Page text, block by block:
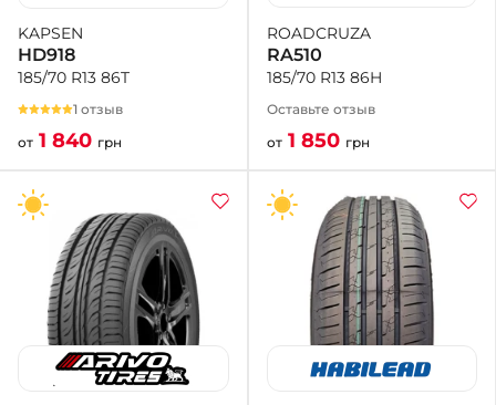
KAPSEN
HD918
185/70 R13 86T
1 отзыв
от 1 840 грн
ROADCRUZA
RA510
185/70 R13 86H
Оставьте отзыв
от 1 850 грн